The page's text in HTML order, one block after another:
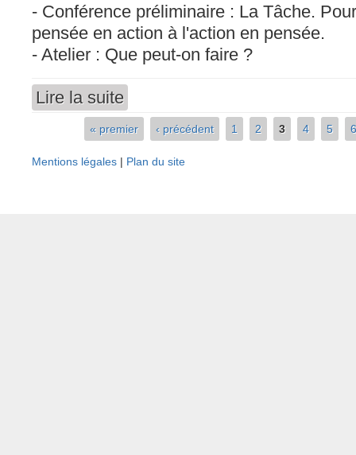
- Conférence préliminaire : La Tâche.
pensée en action à l'action en pensée.
- Atelier : Que peut-on faire ?
Lire la suite
« premier ‹ précédent 1 2 3 4 5
Mentions légales | Plan du site